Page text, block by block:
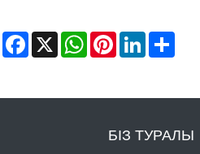
Facebook
X WhatsAppPinterestLinkedInShare
БІЗ ТУРАЛЫ